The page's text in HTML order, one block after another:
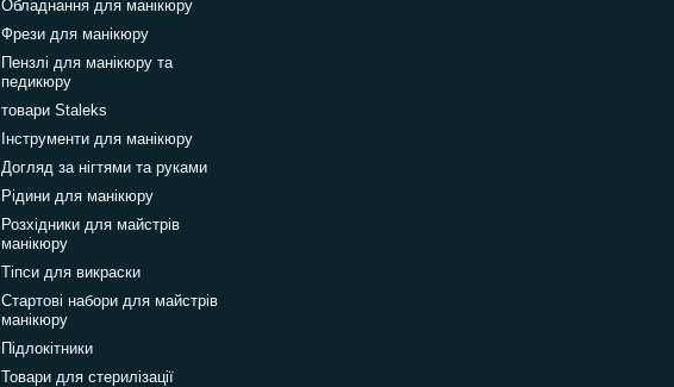
Обладнання для манікюру
Фрези для манікюру
Пензлі для манікюру та
педикюру
товари Staleks
Інструменти для манікюру
Догляд за нігтями та руками
Рідини для манікюру
Розхідники для майстрів
манікюру
Тіпси для викраски
Стартові набори для майстрів
манікюру
Підлокітники
Товари для стерилізації